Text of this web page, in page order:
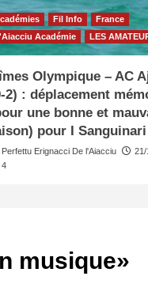
Fil Info
France
Académie
LES
Olympique – AC
2) : déplacement
une bonne et
pour I Sanguinari
Perfettu Erignacci De l'Aiacciu
21/
4
musique»